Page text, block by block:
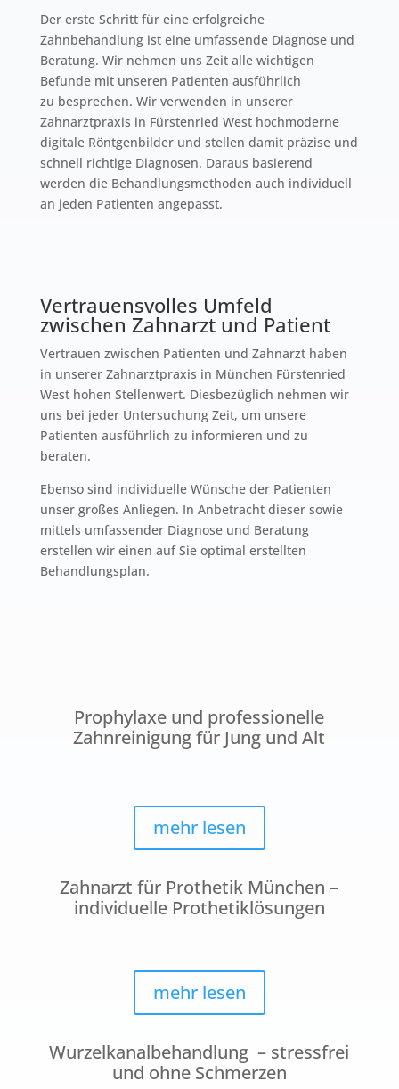
Der erste Schritt für eine erfolgreiche
Zahnbehandlung ist eine umfassende Diagnose und
Beratung. Wir nehmen uns Zeit alle wichtigen
Befunde mit unseren Patienten ausführlich
zu besprechen. Wir verwenden in unserer
Zahnarztpraxis in Fürstenried West hochmoderne
digitale Röntgenbilder und stellen damit präzise und
schnell richtige Diagnosen. Daraus basierend
werden die Behandlungsmethoden auch individuell
an jeden Patienten angepasst.
Vertrauensvolles Umfeld
zwischen Zahnarzt und Patient
Vertrauen zwischen Patienten und Zahnarzt haben
in unserer Zahnarztpraxis in München Fürstenried
West hohen Stellenwert. Diesbezüglich nehmen wir
uns bei jeder Untersuchung Zeit, um unsere
Patienten ausführlich zu informieren und zu
beraten.
Ebenso sind individuelle Wünsche der Patienten
unser großes Anliegen. In Anbetracht dieser sowie
mittels umfassender Diagnose und Beratung
erstellen wir einen auf Sie optimal erstellten
Behandlungsplan.
Prophylaxe und professionelle
Zahnreinigung für Jung und Alt
mehr lesen
Zahnarzt für Prothetik München –
individuelle Prothetiklösungen
mehr lesen
Wurzelkanalbehandlung – stressfrei
und ohne Schmerzen